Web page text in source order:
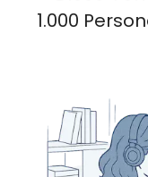
1.000